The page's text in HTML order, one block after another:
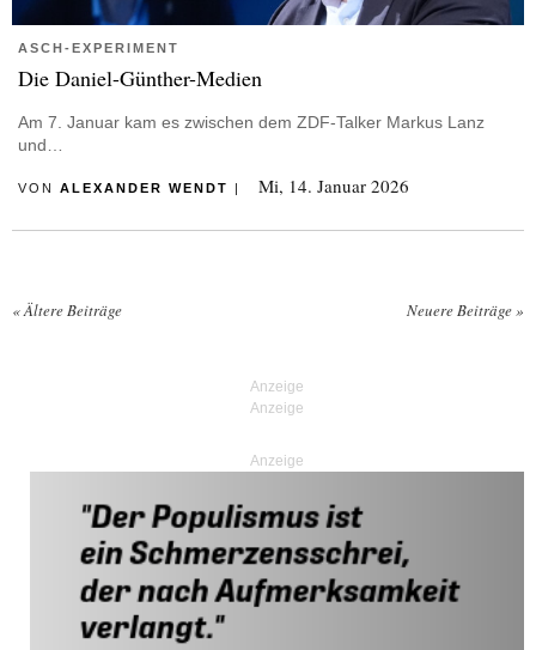
ASCH-EXPERIMENT
Die Daniel-Günther-Medien
Am 7. Januar kam es zwischen dem ZDF-Talker Markus Lanz
und…
VON ALEXANDER WENDT Mi, 14. Januar 2026
«Ältere Beiträge Neuere Beiträge»
Anzeige